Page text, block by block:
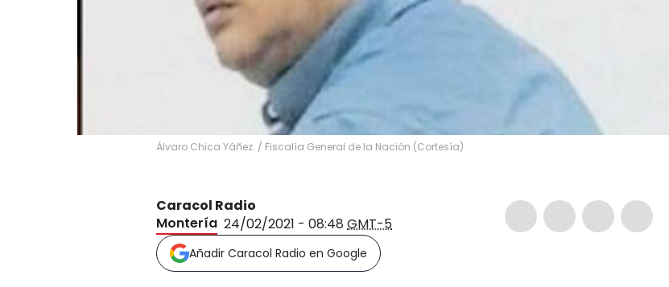
Álvaro Chica Yáñez. / Fiscalía General de la Nación (Cortesía)
Caracol Radio
Montería 24/02/2021 - 08:48 GMT-5
Añadir Caracol Radio en Google